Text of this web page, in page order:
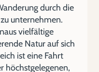
durch die
unternehmen.
vielfältige
Natur auf sich
ist eine Fahrt
höchstgelegenen,